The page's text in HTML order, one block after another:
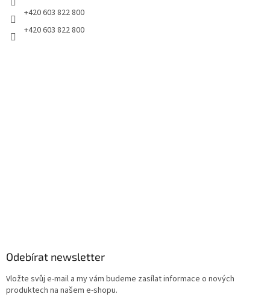
+420 603 822 800
+420 603 822 800
Odebírat newsletter
Vložte svůj e-mail a my vám budeme zasílat informace o nových
produktech na našem e-shopu.